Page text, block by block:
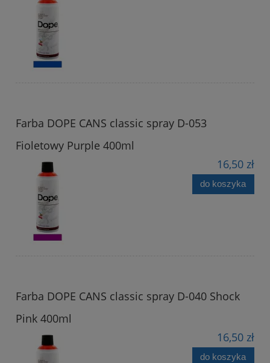
Farba DOPE CANS classic spray D-053
Fioletowy Purple 400ml
16,50 zł
do koszyka
Farba DOPE CANS classic spray D-040 Shock
Pink 400ml
16,50 zł
do koszyka